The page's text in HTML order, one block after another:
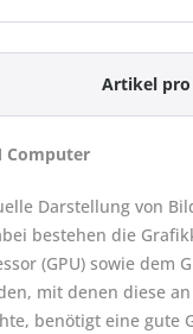
Artikel pro
Computer
Darstellung von
bestehen die
(GPU) sowie dem
mit denen diese
benötigt eine gute